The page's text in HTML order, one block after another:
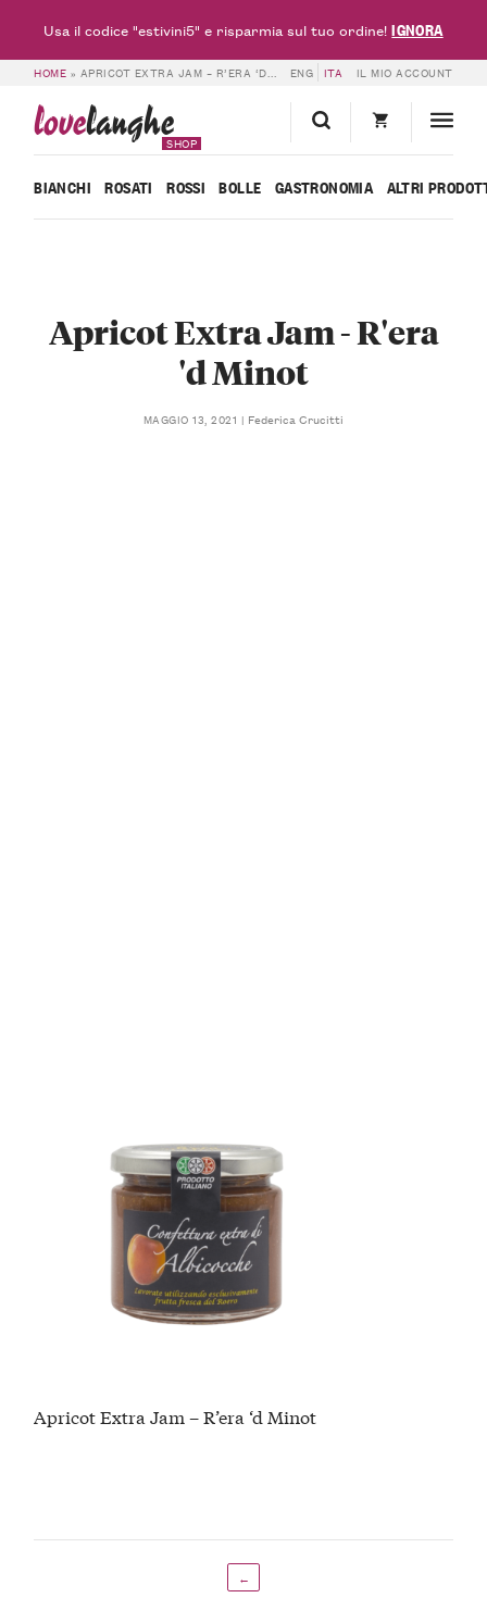
HOME » APRICOT EXTRA JAM – R’ERA ‘D MINOT ENG ITA IL MIO ACCOUNT
lovelanghe
SHOP
BIANCHI ROSATI ROSSI BOLLE GASTRONOMIA ALTRI
Apricot Extra Jam - R'era
'd Minot
MAGGIO 13, 2021 Federica Crucitti
Apricot Extra Jam – R’era ‘d Minot
←
Usa il codice "estivini5" e risparmia sul tuo ordine!IGNORA